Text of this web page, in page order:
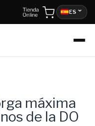
ES
máxima
de la DO